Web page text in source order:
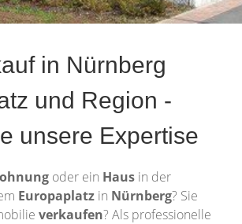
in Nürnberg
und Region -
unsere Expertise
oder ein Haus in der
Europaplatz in Nürnberg? Sie
verkaufen? Als professionelle